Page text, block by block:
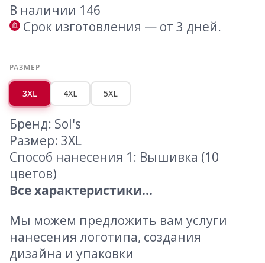
В наличии 146
Срок изготовления — от 3 дней.
РАЗМЕР
3XL 4XL 5XL
Бренд: Sol's
Размер: 3XL
Способ нанесения 1: Вышивка (10
цветов)
Все характеристики...
Мы можем предложить вам услуги
нанесения логотипа, создания
дизайна и упаковки